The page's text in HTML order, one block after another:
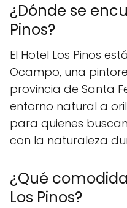
¿Dónde se
Pinos?
El Hotel Los Pinos
Ocampo, una
provincia de Santa
entorno natural a
para quienes
con la naturaleza
¿Qué
Los Pinos?